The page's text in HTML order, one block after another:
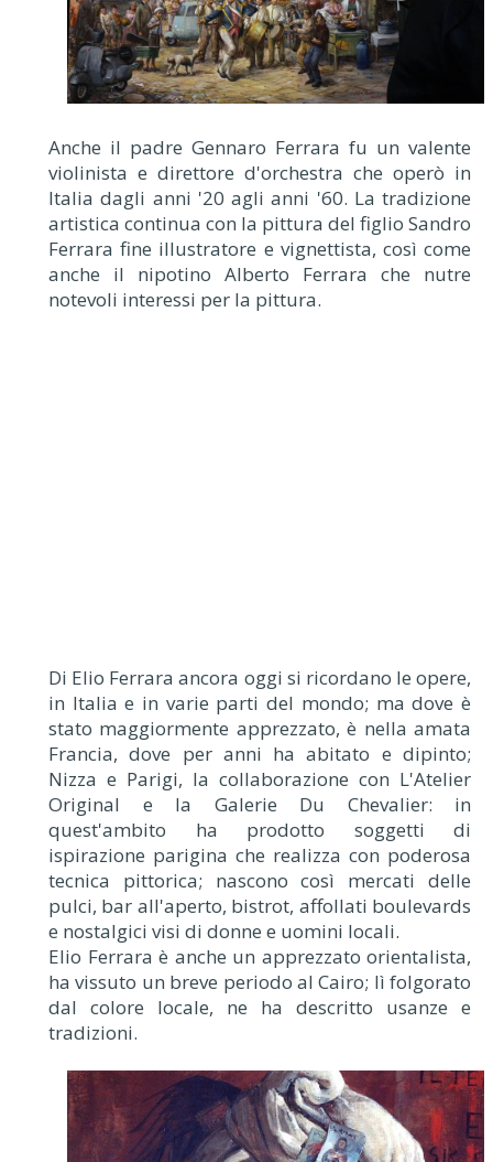
Anche il padre Gennaro Ferrara fu un valente
violinista e direttore d'orchestra che operò in
Italia dagli anni '20 agli anni '60. La tradizione
artistica continua con la pittura del figlio Sandro
Ferrara fine illustratore e vignettista, così come
anche il nipotino Alberto Ferrara che nutre
notevoli interessi per la pittura.
Di Elio Ferrara ancora oggi si ricordano le opere,
in Italia e in varie parti del mondo; ma dove è
stato maggiormente apprezzato, è nella amata
Francia, dove per anni ha abitato e dipinto;
Nizza e Parigi, la collaborazione con L'Atelier
Original e la Galerie Du Chevalier: in
quest'ambito ha prodotto soggetti di
ispirazione parigina che realizza con poderosa
tecnica pittorica; nascono così mercati delle
pulci, bar all'aperto, bistrot, affollati boulevards
e nostalgici visi di donne e uomini locali.
Elio Ferrara è anche un apprezzato orientalista,
ha vissuto un breve periodo al Cairo; lì folgorato
dal colore locale, ne ha descritto usanze e
tradizioni.